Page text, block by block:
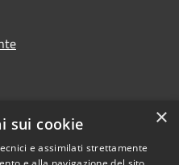
×
sui cookie
e assimilati strettamente